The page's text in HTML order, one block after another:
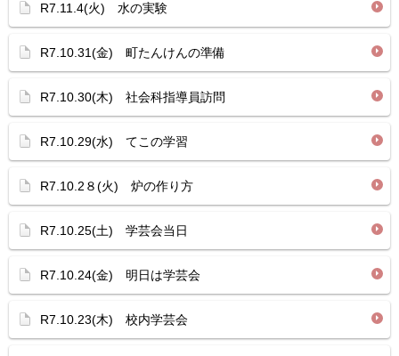
R7.11.4(火) 水の実験
R7.10.31(金) 町たんけんの準備
R7.10.30(木) 社会科指導員訪問
R7.10.29(水) てこの学習
R7.10.2８(火) 炉の作り方
R7.10.25(土) 学芸会当日
R7.10.24(金) 明日は学芸会
R7.10.23(木) 校内学芸会